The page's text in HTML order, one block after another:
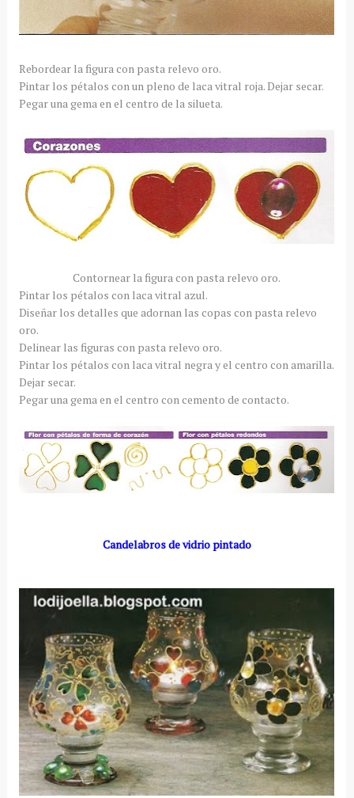
Rebordear la figura con pasta relevo oro.
Pintar los pétalos con un pleno de lacavitral roja. Dejar secar.
Pegar una gema en el centro de la silueta.
Contornear la figura con pasta relevo oro.
Pintar los pétalos con lacavitral azul.
Diseñar los detalles que adornan las copas con pasta relevo
oro.
Delinear las figuras con pasta relevo oro.
Pintar los pétalos con lacavitral negra y el centro con amarilla.
Dejar secar.
Pegar una gema en el centro con cemento de contacto.
Candelabros de vidrio pintado